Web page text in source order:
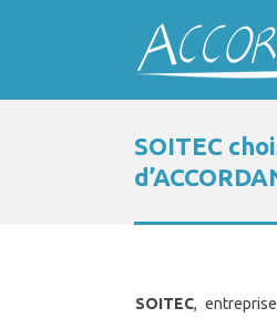
SOITEC
SOITEC,